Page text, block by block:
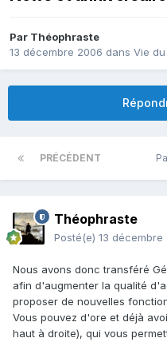
Par Théophraste
13 décembre 2006 dans Vie
PRÉCÉDENT
Théophraste
Posté(e) 13 décembre
Nous avons donc transféré
afin d'augmenter la qualité
proposer de nouvelles
Vous pouvez d'ore et déjà
haut à droite), qui vous